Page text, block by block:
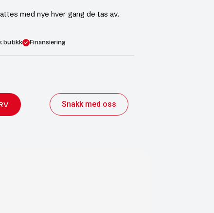
med nye hver gang de tas av.
butikk Finansiering
Snakk med oss